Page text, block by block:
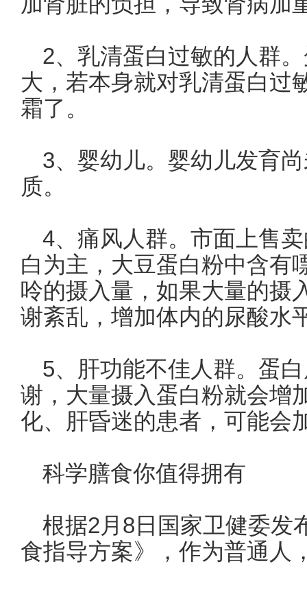
2、乳清蛋白过敏的人群
大，若本身就对乳清蛋白过
霜了。
3、婴幼儿。婴幼儿发育
质。
4、痛风人群。市面上售
白为主，大豆蛋白粉中含有
呤的摄入量，如果大量的摄
谢紊乱，增加体内的尿酸水
5、肝功能不佳人群。蛋
谢，大量摄入蛋白粉就会增
化、肝昏迷的患者，可能会
科学膳食你值得拥有
根据2月8日国家卫健委发
食指导方案》，作为普通人